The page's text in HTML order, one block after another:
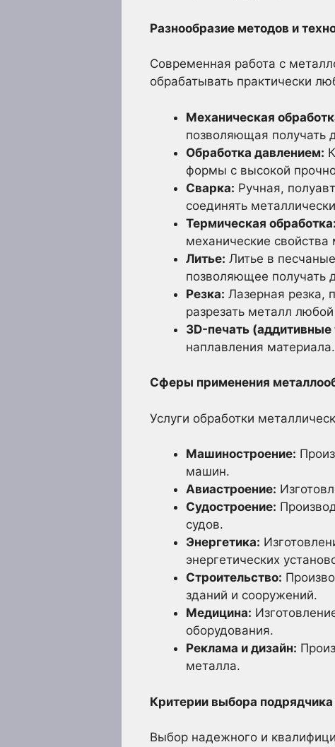
Разнообразие методов и
Современная работа с
обрабатывать практически
Механическая
позволяющая получать
Обработка давлением:
формы с высокой
Сварка: Ручная,
соединять
Термическая обработка:
механические свойства
Литье: Литье в
позволяющее получать
Резка: Лазерная резка,
разрезать металл
3D-печать (аддитивные
наплавления материала.
Сферы применения
Услуги обработки
Машиностроение:
машин.
Авиастроение:
Судостроение:
судов.
Энергетика:
энергетических
Строительство:
зданий и сооружений.
Медицина:
оборудования.
Реклама и дизайн:
металла.
Критерии выбора
Выбор надежного и